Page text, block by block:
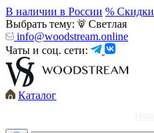
В наличии в России % Скидки
Выбрать тему:
Светлая
info@woodstream.online
Чаты и соц. сети:
Каталог